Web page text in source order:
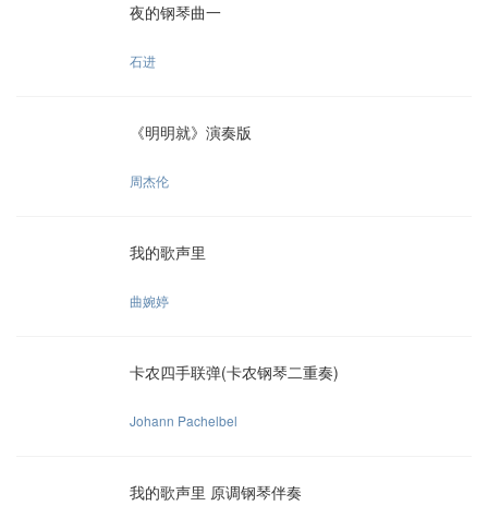
夜的钢琴曲一
石进
《明明就》演奏版
周杰伦
我的歌声里
曲婉婷
卡农四手联弹(卡农钢琴二重奏)
Johann Pachelbel
我的歌声里 原调钢琴伴奏